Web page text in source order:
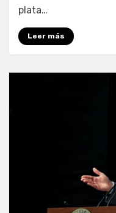
plata…
Leer más